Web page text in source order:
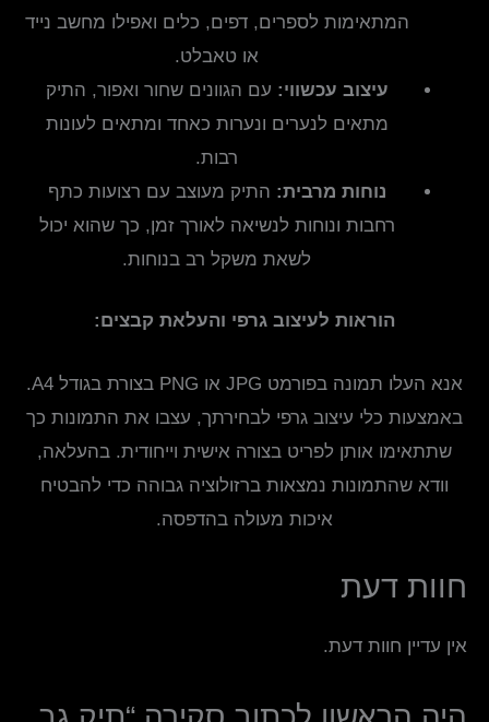
המתאימות לספרים, דפים, כלים ואפילו מחשב נייד
או טאבלט.
עיצוב עכשווי: עם הגוונים שחור ואפור, התיק
מתאים לנערים ונערות כאחד ומתאים לעונות
רבות.
נוחות מרבית: התיק מעוצב עם רצועות כתף
רחבות ונוחות לנשיאה לאורך זמן, כך שהוא יכול
לשאת משקל רב בנוחות.
הוראות לעיצוב גרפי והעלאת קבצים:
אנא העלו תמונה בפורמט JPG או PNG בצורת בגודל A4.
באמצעות כלי עיצוב גרפי לבחירתך, עצבו את התמונות כך
שתתאימו אותן לפריט בצורה אישית וייחודית. בהעלאה,
וודא שהתמונות נמצאות ברזולוציה גבוהה כדי להבטיח
איכות מעולה בהדפסה.
חוות דעת
אין עדיין חוות דעת.